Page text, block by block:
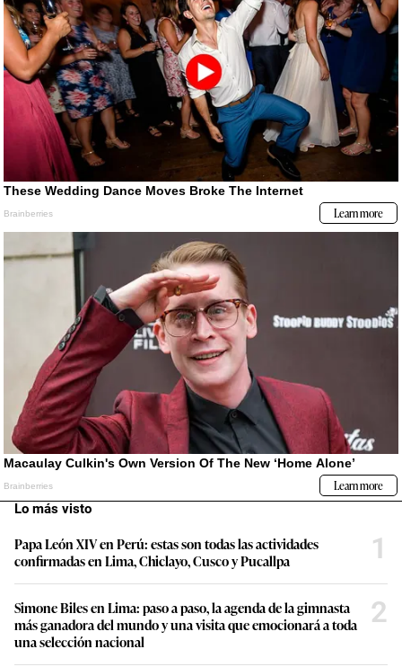
Lo más visto
Papa León XIV en Perú: estas son todas las actividades
confirmadas en Lima, Chiclayo, Cusco y Pucallpa
1
Simone Biles en Lima: paso a paso, la agenda de la gimnasta
más ganadora del mundo y una visita que emocionará a toda
una selección nacional
2